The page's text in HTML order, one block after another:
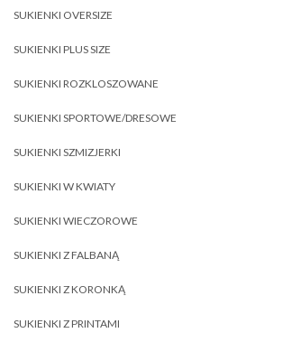
SUKIENKI OVERSIZE
SUKIENKI PLUS SIZE
SUKIENKI ROZKLOSZOWANE
SUKIENKI SPORTOWE/DRESOWE
SUKIENKI SZMIZJERKI
SUKIENKI W KWIATY
SUKIENKI WIECZOROWE
SUKIENKI Z FALBANĄ
SUKIENKI Z KORONKĄ
SUKIENKI Z PRINTAMI